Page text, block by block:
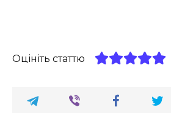
Оцініть статтю